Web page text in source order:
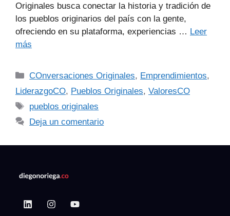
Originales busca conectar la historia y tradición de
los pueblos originarios del país con la gente,
ofreciendo en su plataforma, experiencias … Leer
más
COnversaciones Originales, Emprendimientos,
LiderazgoCO, Pueblos Originales, ValoresCO
pueblos originales
Deja un comentario